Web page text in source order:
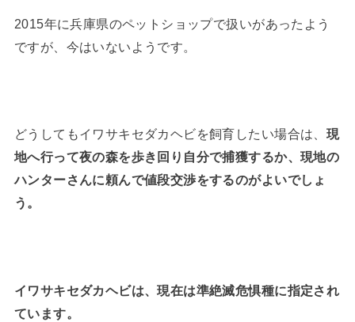
2015年に兵庫県のペットショップで扱いがあったよう
ですが、今はいないようです。
どうしてもイワサキセダカヘビを飼育したい場合は、 現
地へ行って夜の森を歩き回り自分で捕獲するか、現地の
ハンターさんに頼んで値段交渉をするのがよいでしょ
う。
イワサキセダカヘビは、現在は準絶滅危惧種に指定され
ています。